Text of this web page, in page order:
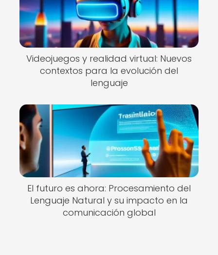
Videojuegos y realidad virtual: Nuevos
contextos para la evolución del
lenguaje
El futuro es ahora: Procesamiento del
Lenguaje Natural y su impacto en la
comunicación global